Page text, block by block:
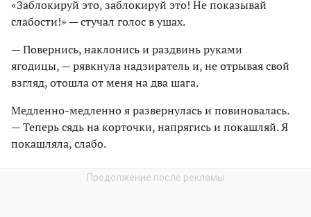
«Заблокируй это, заблокируй это! Не показывай
слабости!» — стучал голос в ушах.
— Повернись, наклонись и раздвинь руками
ягодицы, — рявкнула надзиратель и, не отрывая свой
взгляд, отошла от меня на два шага.
Медленно-медленно я развернулась и повиновалась.
— Теперь сядь на корточки, напрягись и покашляй. Я
покашляла, слабо.